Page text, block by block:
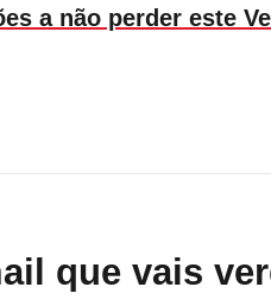
a não perder este
que vais